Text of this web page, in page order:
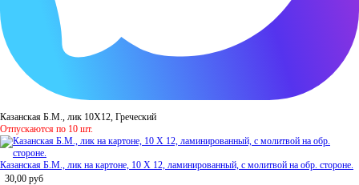
Казанская Б.М., лик 10Х12, Греческий
Отпускаются по 10 шт.
Казанская Б.М., лик на картоне, 10 Х 12, ламинированный, с молитвой на обр. стороне.
30,00 руб